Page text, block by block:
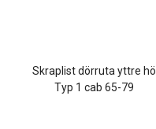
Skraplist dörruta yttre hö
Typ 1 cab 65-79